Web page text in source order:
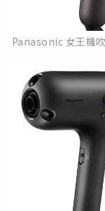
Panasonic 女王機